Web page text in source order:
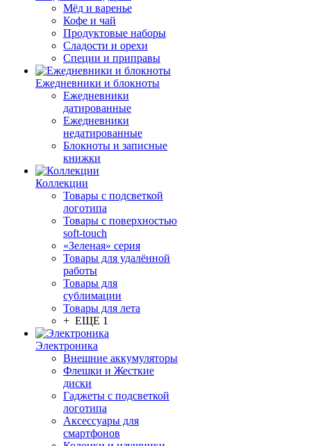
Мёд и варенье
Кофе и чай
Продуктовые наборы
Сладости и орехи
Специи и приправы
Ежедневники и блокноты
Ежедневники
датированные
Ежедневники
недатированные
Блокноты и записные
книжки
Коллекции
Товары с подсветкой
логотипа
Товары с поверхностью
soft-touch
«Зеленая» серия
Товары для удалённой
работы
Товары для
сублимации
Товары для лета
+ ЕЩЕ 1
Электроника
Внешние аккумуляторы
Флешки и Жесткие
диски
Гаджеты с подсветкой
логотипа
Аксессуары для
смартфонов